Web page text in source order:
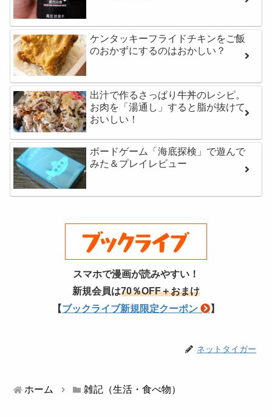
ケンタッキーフライドチキンをご飯
のおかずにするのはおかしい？
出汁で作るさっぱり牛丼のレシピ。
お肉を「湯通し」すると脂が抜けて
おいしい！
ボードゲーム「海底探検」で遊んで
みた＆プレイレビュー
スマホで漫画が読みやすい！
新規会員は70％OFF＋おまけ
【ブックライブ新規限定クーポン 】
ネットタイガー
ホーム 雑記（生活・食べ物）